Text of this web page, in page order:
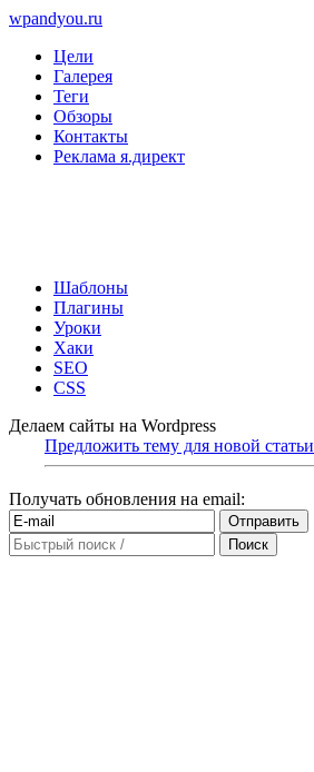
wpandyou.ru
Цели
Галерея
Теги
Обзоры
Контакты
Реклама я.директ
Шаблоны
Плагины
Уроки
Хаки
SEO
CSS
Делаем сайты на Wordpress
Предложить тему для новой статьи
Получать обновления на email: